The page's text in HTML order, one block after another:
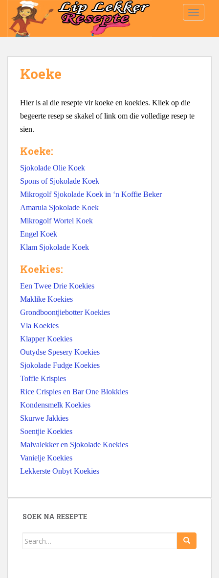
p
Koeke
Hier is al die resepte vir koeke en koekies. Kliek op die
begeerte resep se skakel of link om die volledige resep te
sien.
Koeke:
Sjokolade Olie Koek
Spons of Sjokolade Koek
Mikrogolf Sjokolade Koek in ‘n Koffie Beker
Amarula Sjokolade Koek
Mikrogolf Wortel Koek
Engel Koek
Klam Sjokolade Koek
Koekies:
Een Twee Drie Koekies
Maklike Koekies
Grondboontjiebotter Koekies
Vla Koekies
Klapper Koekies
Outydse Spesery Koekies
Sjokolade Fudge Koekies
Toffie Krispies
Rice Crispies en Bar One Blokkies
Kondensmelk Koekies
Skurwe Jakkies
Soentjie Koekies
Malvalekker en Sjokolade Koekies
Vanielje Koekies
Lekkerste Onbyt Koekies
SOEK NA RESEPTE
Search